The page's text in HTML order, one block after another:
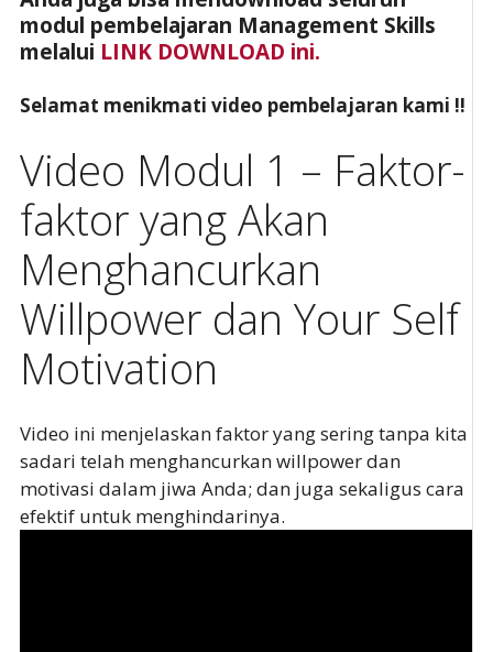
modul pembelajaran Management Skills
melalui LINK DOWNLOAD ini.
Selamat menikmati video pembelajaran kami !!
Video Modul 1 – Faktor-
faktor yang Akan
Menghancurkan
Willpower dan Your Self
Motivation
Video ini menjelaskan faktor yang sering tanpa kita
sadari telah menghancurkan willpower dan
motivasi dalam jiwa Anda; dan juga sekaligus cara
efektif untuk menghindarinya.